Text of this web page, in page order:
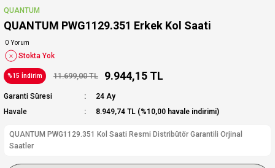
QUANTUM
QUANTUM PWG1129.351 Erkek Kol Saati
0 Yorum
Stokta Yok
%15 İndirim 11.699,00 TL 9.944,15 TL
Garanti Süresi
24 Ay
Havale
8.949,74 TL (%10,00 havale indirimi)
QUANTUM PWG1129.351 Kol Saati Resmi Distribütör Garantili Orjinal
Saatler